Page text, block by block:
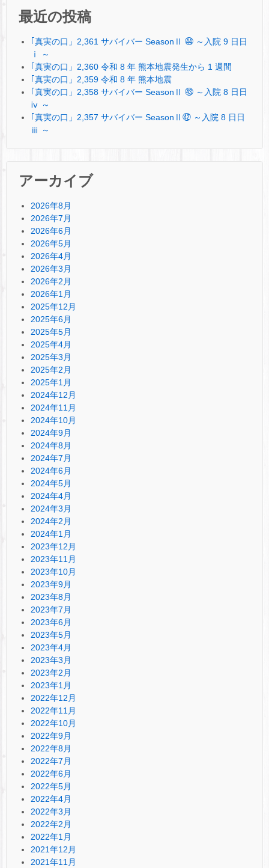
最近の投稿
｢真実の口」2,361 サバイバー SeasonⅡ ㊹ ～入院 9 日日
ⅰ ～
｢真実の口」2,360 令和 8 年 熊本地震発生から 1 週間
｢真実の口」2,359 令和 8 年 熊本地震
｢真実の口」2,358 サバイバー SeasonⅡ ㊸ ～入院 8 日日
ⅳ ～
｢真実の口」2,357 サバイバー SeasonⅡ㊷ ～入院 8 日日
ⅲ ～
アーカイブ
2026年8月
2026年7月
2026年6月
2026年5月
2026年4月
2026年3月
2026年2月
2026年1月
2025年12月
2025年6月
2025年5月
2025年4月
2025年3月
2025年2月
2025年1月
2024年12月
2024年11月
2024年10月
2024年9月
2024年8月
2024年7月
2024年6月
2024年5月
2024年4月
2024年3月
2024年2月
2024年1月
2023年12月
2023年11月
2023年10月
2023年9月
2023年8月
2023年7月
2023年6月
2023年5月
2023年4月
2023年3月
2023年2月
2023年1月
2022年12月
2022年11月
2022年10月
2022年9月
2022年8月
2022年7月
2022年6月
2022年5月
2022年4月
2022年3月
2022年2月
2022年1月
2021年12月
2021年11月